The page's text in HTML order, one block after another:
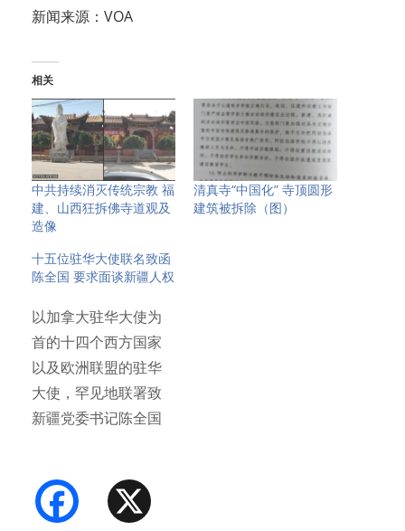
新闻来源：VOA
相关
中共持续消灭传统宗教 福
建、山西狂拆佛寺道观及
造像
清真寺“中国化” 寺顶圆形
建筑被拆除（图）
十五位驻华大使联名致函
陈全国 要求面谈新疆人权
以加拿大驻华大使为
首的十四个西方国家
以及欧洲联盟的驻华
大使，罕见地联署致
新疆党委书记陈全国
Facebook